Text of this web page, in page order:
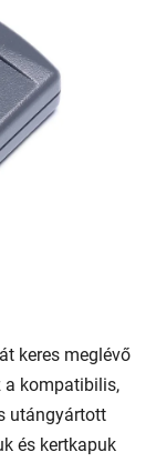
keres meglévő
a kompatibilis,
utángyártott
és kertkapuk